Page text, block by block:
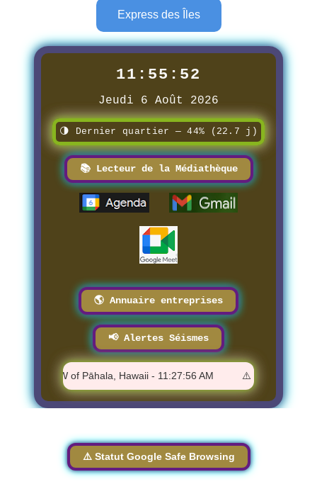
Express des Îles
11:55:53
Jeudi 6 Août 2026
🌗 Dernier quartier — 44% (22.7 j)
📚 Lecteur de la Médiathèque
🌎 Annuaire entreprises
📢 Alertes Séismes
km NNW of Pāhala, Hawaii - 11:27:56 AM ⚠️ M 1.35 - 2 km
⚠️ Statut Google Safe Browsing